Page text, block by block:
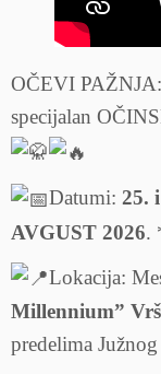
OČEVI PAŽNJA:
specijalan
Datumi: 25.
AVGUST 2026.
Lokacija:
Millennium”
predelima